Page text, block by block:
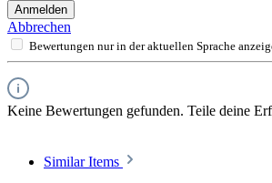
Anmelden
Abbrechen
Bewertungen nur in der aktuellen Sprache
Keine Bewertungen gefunden. Teile deine
Similar Items